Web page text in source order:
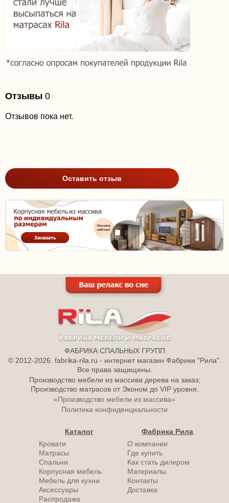
Отзывы 0
Отзывов пока нет.
Оставить отзыв
ФАБРИКА СПАЛЬНЫХ ГРУПП
© 2012-2026. fabrika-rila.ru - интернет магазин Фабрики "Рила".
Все права защищены.
Производство мебели из массива дерева на заказ;
Производство матрасов от Эконом до VIP уровня.
«Производство мебели из массива»
Политика конфиденциальности
Каталог
Кровати
Матрасы
Спальни
Корпусная мебель
Мебель для кухни
Аксессуары
Распродажа
Фабрика Рила
О компании
Где купить
Как стать дилером
Материалы
Контакты
Доставка